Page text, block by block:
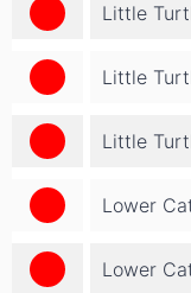
Little
Little
Little
Lower
Lower